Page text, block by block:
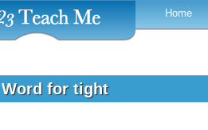
Home
for tight